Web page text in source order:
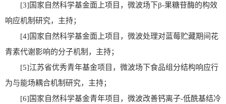
[3]国家自然科学基金面上项目，微波场下β-果糖苷酶的构效
响应机制研究，主持；
[4]国家自然科学基金面上项目，微波处理对蓝莓贮藏期间花
青素代谢影响的分子机制，主持；
[5]江苏省优秀青年基金项目，微波场下食品组分结构响应行
为与能场耦合机制研究，主持；
[6]国家自然科学基金青年项目，微波改善钙离子-低酰基结冷